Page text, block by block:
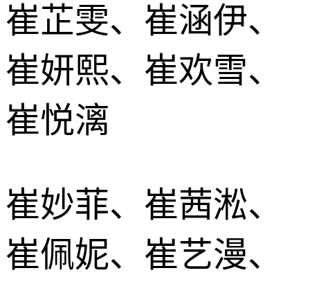
崔芷雯、崔涵伊、
崔妍熙、崔欢雪、
崔悦漓
崔妙菲、崔茜淞、
崔佩妮、崔艺漫、